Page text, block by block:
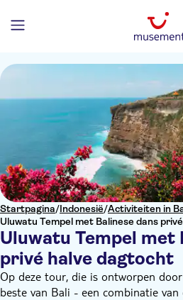
Startpagina/Indonesië/Activiteiten in
Uluwatu Tempel met Balinese dans
Uluwatu Tempel met
privé halve dagtocht
Op deze tour, die is ontworpen
beste van Bali - een combinatie van